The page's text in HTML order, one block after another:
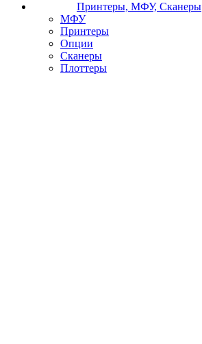
Принтеры, МФУ, Сканеры
МФУ
Принтеры
Опции
Сканеры
Плоттеры